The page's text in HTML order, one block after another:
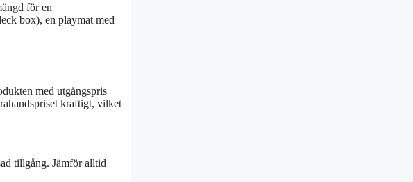
för en
box), en playmat med
med utgångspris
kraftigt, vilket
tillgång. Jämför alltid